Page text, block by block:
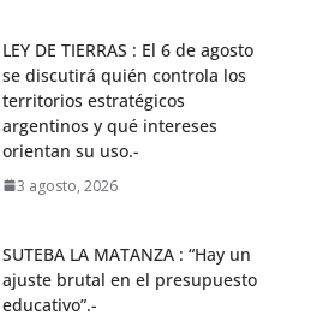
LEY DE TIERRAS : El 6 de agosto
se discutirá quién controla los
territorios estratégicos
argentinos y qué intereses
orientan su uso.-
3 agosto, 2026
SUTEBA LA MATANZA : “Hay un
ajuste brutal en el presupuesto
educativo”.-